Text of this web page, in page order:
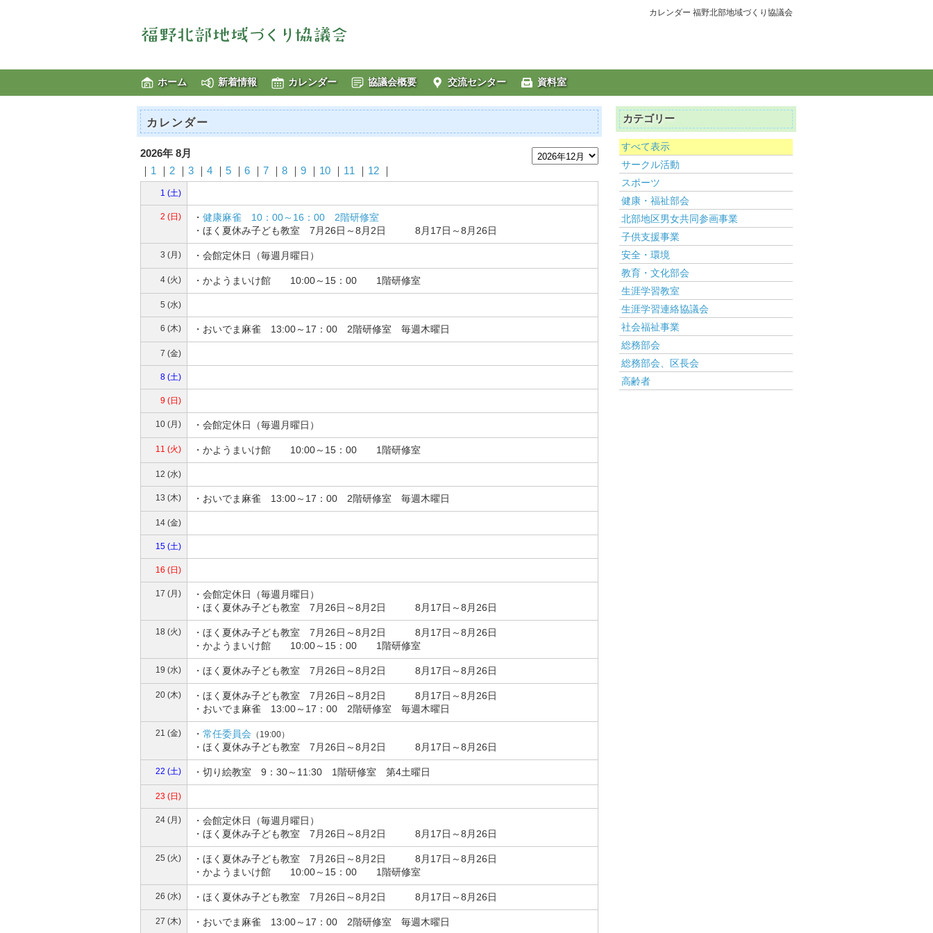
カレンダー 福野北部地域づくり協議会
ホーム 新着情報 カレンダー 協議会概要 交流センター 資料室
カレンダー
2026年 8月
1 2 3 4 5 6 7 8 9 10 11 12
1 (土)
2 (日) ・ 健康麻雀 10：00～16：00 2階研修室
・ほく夏休み子ども教室 7月26日～8月2日 8月17日～8月26日
3 (月) ・会館定休日（毎週月曜日）
4 (火) ・かようまいけ館 10:00～15：00 1階研修室
5 (水)
6 (木) ・おいでま麻雀 13:00～17：00 2階研修室 毎週木曜日
7 (金)
8 (土)
9 (日)
10 (月) ・会館定休日（毎週月曜日）
11 (火) ・かようまいけ館 10:00～15：00 1階研修室
12 (水)
13 (木) ・おいでま麻雀 13:00～17：00 2階研修室 毎週木曜日
14 (金)
15 (土)
16 (日)
17 (月)
・会館定休日（毎週月曜日）
・ほく夏休み子ども教室 7月26日～8月2日 8月17日～8月26日
18 (火)
・ほく夏休み子ども教室 7月26日～8月2日 8月17日～8月26日
・かようまいけ館 10:00～15：00 1階研修室
19 (水) ・ほく夏休み子ども教室 7月26日～8月2日 8月17日～8月26日
20 (木)
・ほく夏休み子ども教室 7月26日～8月2日 8月17日～8月26日
・おいでま麻雀 13:00～17：00 2階研修室 毎週木曜日
21 (金) ・ 常任委員会 （19:00）
・ほく夏休み子ども教室 7月26日～8月2日 8月17日～8月26日
22 (土) ・切り絵教室 9：30～11:30 1階研修室 第4土曜日
23 (日)
24 (月)
・会館定休日（毎週月曜日）
・ほく夏休み子ども教室 7月26日～8月2日 8月17日～8月26日
25 (火)
・ほく夏休み子ども教室 7月26日～8月2日 8月17日～8月26日
・かようまいけ館 10:00～15：00 1階研修室
26 (水) ・ほく夏休み子ども教室 7月26日～8月2日 8月17日～8月26日
27 (木) ・おいでま麻雀 13:00～17：00 2階研修室 毎週木曜日
カテゴリー
すべて表示
サークル活動
スポーツ
健康・福祉部会
北部地区男女共同参画事業
子供支援事業
安全・環境
教育・文化部会
生涯学習教室
生涯学習連絡協議会
社会福祉事業
総務部会
総務部会、区長会
高齢者